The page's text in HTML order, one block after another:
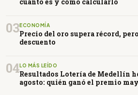
03ECONOMÍA
Precio del oro supera récord,
descuento
04LO MÁS LEÍDO
Resultados Lotería de Medellín
agosto: quién ganó el premio